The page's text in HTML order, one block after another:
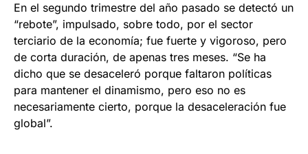
En el segundo trimestre del año pasado se detectó un
“rebote”, impulsado, sobre todo, por el sector
terciario de la economía; fue fuerte y vigoroso, pero
de corta duración, de apenas tres meses. “Se ha
dicho que se desaceleró porque faltaron políticas
para mantener el dinamismo, pero eso no es
necesariamente cierto, porque la desaceleración fue
global”.